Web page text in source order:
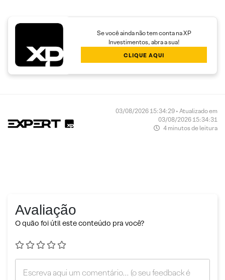
Se você ainda não tem conta na XP
Investimentos, abra a sua!
CLIQUE AQUI
03/08/2026 15:34:29 • Atualizado em
03/08/2026 15:34:31
4 minutos de leitura
Avaliação
O quão foi útil este conteúdo pra você?